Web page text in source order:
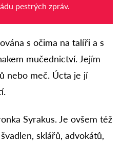
pestrých zpráv.
s očima na talíři a s
mučednictví. Jejím
nebo meč. Úcta je jí
Syrakus. Je ovšem též
sklářů, advokátů,